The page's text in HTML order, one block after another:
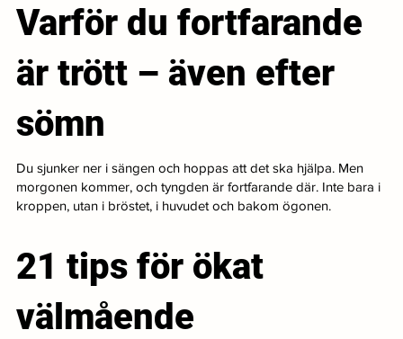
Varför du fortfarande
är trött – även efter
sömn
Du sjunker ner i sängen och hoppas att det ska hjälpa. Men
morgonen kommer, och tyngden är fortfarande där. Inte bara i
kroppen, utan i bröstet, i huvudet och bakom ögonen.
21 tips för ökat
välmående